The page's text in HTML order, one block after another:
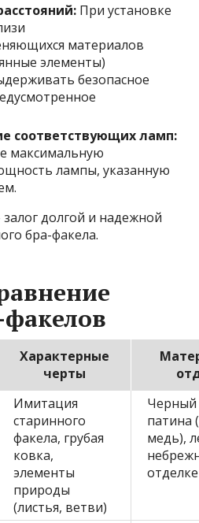
При установке
материалов
элементы)
безопасное
соответствующих ламп:
максимальную
лампы, указанную
долгой и надежной
бра-факела.
Характерные
черты
Имитация
старинного
факела, грубая
ковка,
элементы
природы
(листья, ветви)
Черный
патина
медь),
отделке